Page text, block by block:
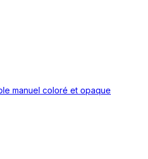
manuel coloré et opaque